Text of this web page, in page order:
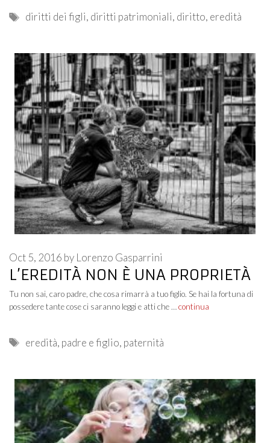
Tags
diritti dei figli, diritti patrimoniali, diritto, eredità
L’EREDITÀ NON È UNA PROPRIETÀ
Oct 5, 2016 by Lorenzo Gasparrini
Tu non sai, caro padre, che cosa rimarrà a tuo figlio. Se hai la fortuna di
possedere tante cose ci saranno leggi e atti che … continua
Tags
eredità, padre e figlio, paternità